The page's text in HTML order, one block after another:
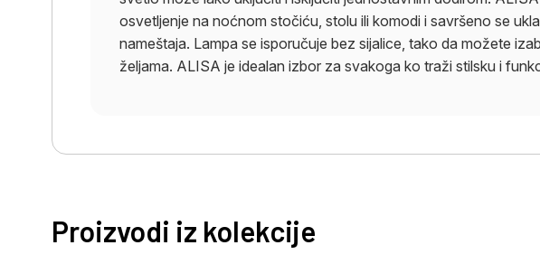
osvetljenje na noćnom stočiću, stolu ili komodi i savršeno se
nameštaja. Lampa se isporučuje bez sijalice, tako da možete
željama. ALISA je idealan izbor za svakoga ko traži stilsku i
Proizvodi iz kolekcije